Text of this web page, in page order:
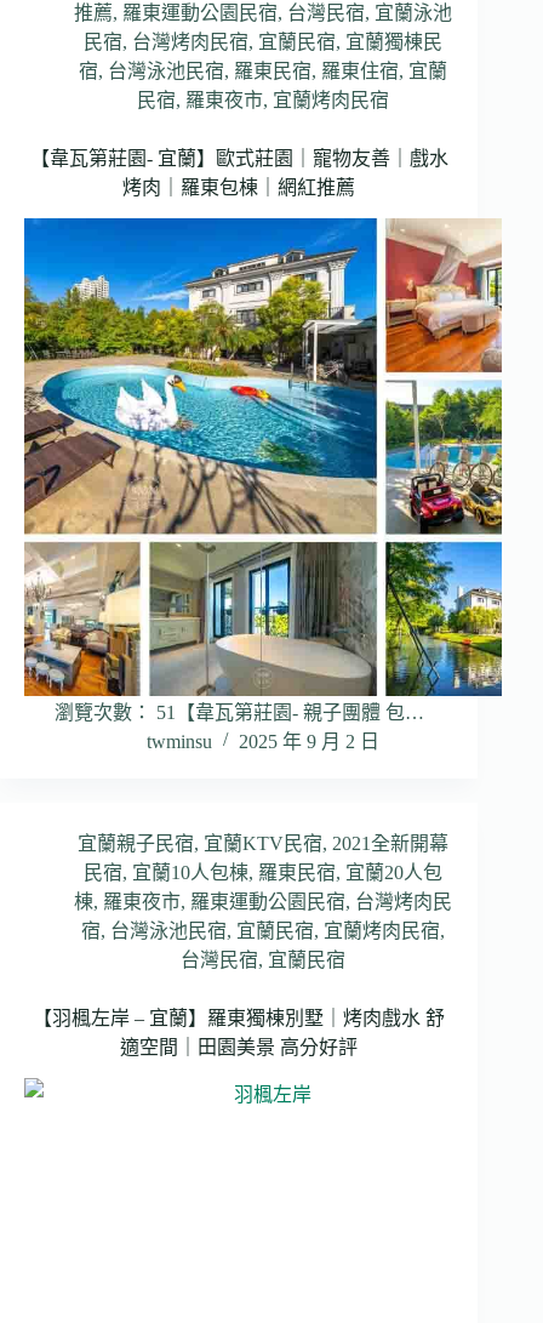
推薦, 羅東運動公園民宿, 台灣民宿, 宜蘭泳池
民宿, 台灣烤肉民宿, 宜蘭民宿, 宜蘭獨棟民
宿, 台灣泳池民宿, 羅東民宿, 羅東住宿, 宜蘭
民宿, 羅東夜市, 宜蘭烤肉民宿
【韋瓦第莊園- 宜蘭】歐式莊園｜寵物友善｜戲水
烤肉｜羅東包棟｜網紅推薦
瀏覽次數： 51【韋瓦第莊園- 親子團體 包…
twminsu
2025 年 9 月 2 日
宜蘭親子民宿, 宜蘭KTV民宿, 2021全新開幕
民宿, 宜蘭10人包棟, 羅東民宿, 宜蘭20人包
棟, 羅東夜市, 羅東運動公園民宿, 台灣烤肉民
宿, 台灣泳池民宿, 宜蘭民宿, 宜蘭烤肉民宿,
台灣民宿, 宜蘭民宿
【羽楓左岸 – 宜蘭】羅東獨棟別墅｜烤肉戲水 舒
適空間｜田園美景 高分好評